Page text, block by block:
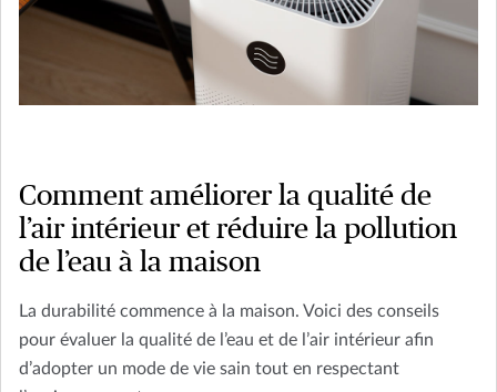
Comment améliorer la qualité de
l’air intérieur et réduire la pollution
de l’eau à la maison
La durabilité commence à la maison. Voici des conseils
pour évaluer la qualité de l’eau et de l’air intérieur afin
d’adopter un mode de vie sain tout en respectant